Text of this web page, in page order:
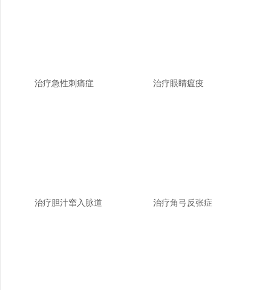
治疗急性刺痛症 治疗眼睛瘟疫
治疗胆汁窜入脉道 治疗角弓反张症